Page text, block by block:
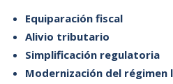
Equiparación fiscal
Alivio tributario
Simplificación regulatoria
Modernización del